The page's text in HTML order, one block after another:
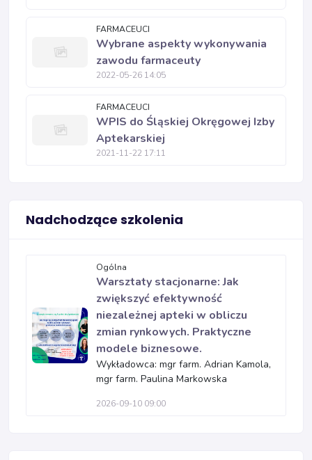
FARMACEUCI
Wybrane aspekty wykonywania
zawodu farmaceuty
2022-05-26 14:05
FARMACEUCI
WPIS do Śląskiej Okręgowej Izby
Aptekarskiej
2021-11-22 17:11
Nadchodzące szkolenia
Ogólna
Warsztaty stacjonarne: Jak
zwiększyć efektywność
niezależnej apteki w obliczu
zmian rynkowych. Praktyczne
modele biznesowe.
Wykładowca: mgr farm. Adrian Kamola,
mgr farm. Paulina Markowska
2026-09-10 09:00